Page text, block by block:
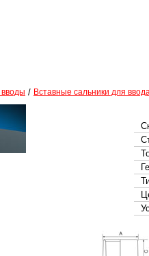
/ Вставные сальники для